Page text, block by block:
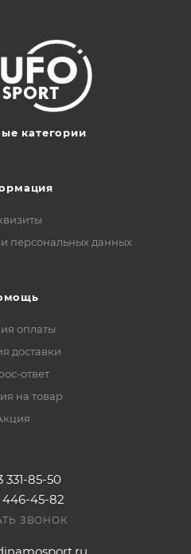
категории
персональных данных
оплаты
доставки
ответ
на товар
331-85-50
446-45-82
ЗВОНОК